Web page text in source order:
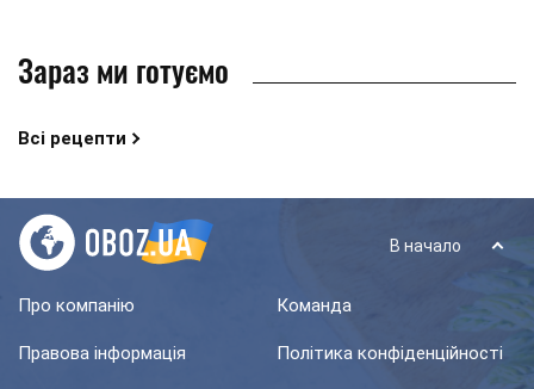
Зараз ми готуємо
Всі рецепти
В начало
Про компанію Команда
Правова інформація Політика конфіденційності